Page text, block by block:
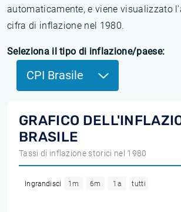
automaticamente, e viene visualizzato
cifra di inflazione nel 1980.
Seleziona il tipo di inflazione/paese:
CPI Brasile
GRAFICO
BRASILE
Tassi di inflazione storici nel 1980
Ingrandisci 1m 6m 1a tutti